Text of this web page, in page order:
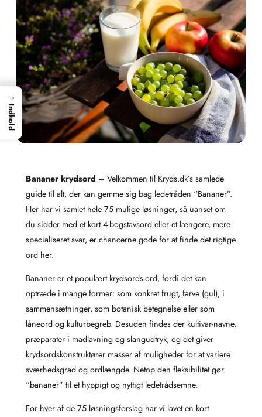
Bananer krydsord – Velkommen til Kryds.dk’s samlede
guide til alt, der kan gemme sig bag ledetråden “Bananer”.
Her har vi samlet hele 75 mulige løsninger, så uanset om
du sidder med et kort 4‑bogstavsord eller et længere, mere
specialiseret svar, er chancerne gode for at finde det rigtige
ord her.
Bananer er et populært krydsords‑ord, fordi det kan
optræde i mange former: som konkret frugt, farve (gul), i
sammensætninger, som botanisk betegnelse eller som
låneord og kulturbegreb. Desuden findes der kultivar‑navne,
præparater i madlavning og slangudtryk, og det giver
krydsordskonstruktører masser af muligheder for at variere
sværhedsgrad og ordlængde. Netop den fleksibilitet gør
“bananer” til et hyppigt og nyttigt ledetrådsemne.
For hver af de 75 løsningsforslag har vi lavet en kort
→
Indhold